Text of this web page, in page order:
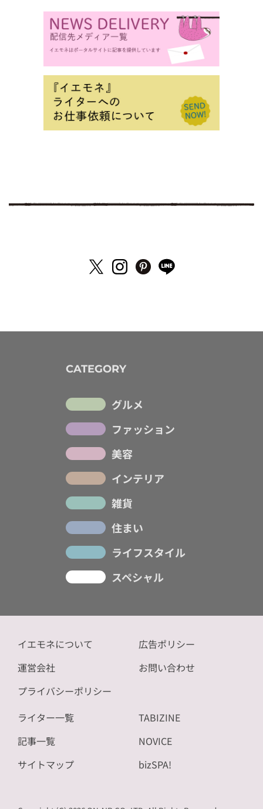
CATEGORY
グルメ
ファッション
美容
インテリア
雑貨
住まい
ライフスタイル
スペシャル
イエモネについて
運営会社
プライバシーポリシー
広告ポリシー
お問い合わせ
ライター一覧
記事一覧
サイトマップ
TABIZINE
NOVICE
bizSPA!